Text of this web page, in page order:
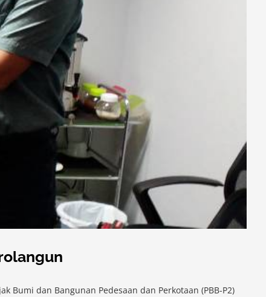
Bumi dan Bangunan Pedesaan dan Perkotaan (PBB-P2)